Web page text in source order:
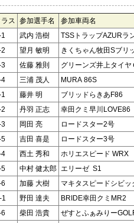
ラス 参加選手名
参加車両名
武内 浩樹
TSSトラップAZURラ
望月 敏明
きくちゃん牧田Sブリ
3 佐藤 雅則
グリーンズ井上タイヤ
4 三浦 茂人
MURA 86S
1 藤井 明
ブリッドらきあF86
2 丹羽 正志
幸田クミ早川LOVE86
3 岡田 亮
ロードスター2号
5 吉田 喜是
ロードスター3号
4 西土 秀和
ホリエスピード WRX
5 中村 健太郎 エリーゼ S1
6 加藤 大樹
マキタスピードシビッ
1 野田 達夫
BRIDE幸田クミMR2
柴田 浩貴
ぜすとふぁみりー